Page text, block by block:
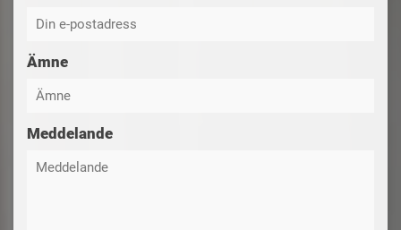
Ämne
Meddelande